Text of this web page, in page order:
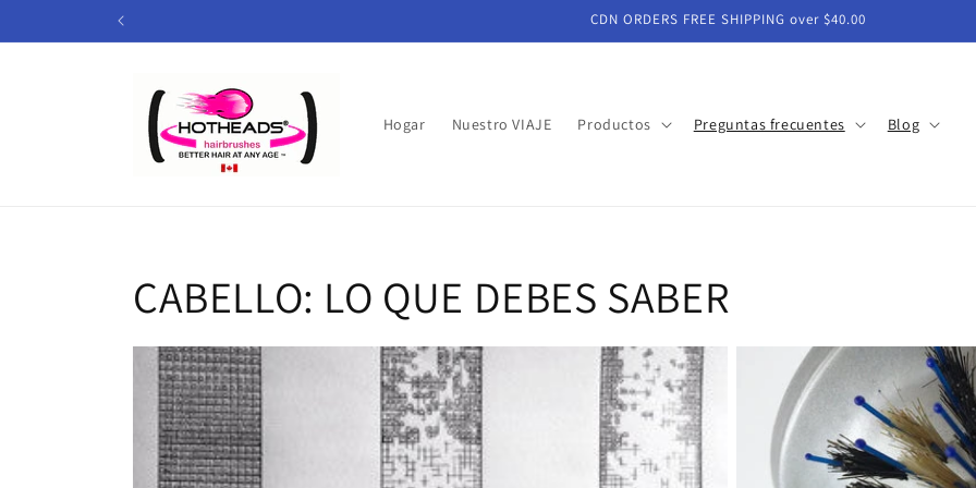
al contenido
CDN ORDERS FREE SHIPPING over $40.00
Hogar Nuestro VIAJE Productos Preguntas frecuentes Blog
CABELLO: LO QUE DEBES SABER